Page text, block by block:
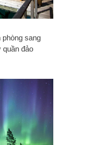
sang
quần đảo